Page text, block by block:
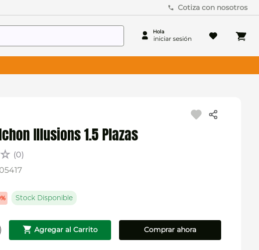
Cotiza con nosotros
Illusions 1.5 Plazas
☆ (0)
Stock Disponible
Agregar al Carrito Comprar ahora